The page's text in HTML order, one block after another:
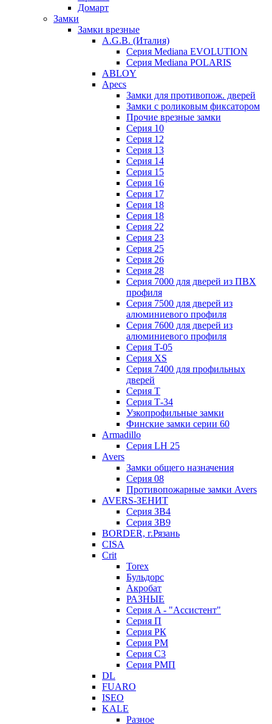
Домарт
Замки
Замки врезные
A.G.B. (Италия)
Серия Mediana EVOLUTION
Серия Mediana POLARIS
ABLOY
Apecs
Замки для противопож. дверей
Замки с роликовым фиксатором
Прочие врезные замки
Серия 10
Серия 12
Серия 13
Серия 14
Серия 15
Серия 16
Серия 17
Серия 18
Серия 18
Серия 22
Серия 23
Серия 25
Серия 26
Серия 28
Серия 7000 для дверей из ПВХ
профиля
Серия 7500 для дверей из
алюминиевого профиля
Серия 7600 для дверей из
алюминиевого профиля
Серия T-05
Серия XS
Серия 7400 для профильных
дверей
Серия Т
Серия Т-34
Узкопрофильные замки
Финские замки серии 60
Armadillo
Серия LH 25
Avers
Замки общего назначения
Серия 08
Противопожарные замки Avers
AVERS-ЗЕНИТ
Серия ЗВ4
Серия ЗВ9
BORDER, г.Рязань
CISA
Crit
Torex
Бульдорс
Акробат
РАЗНЫЕ
Серия A - "Ассистент"
Серия П
Серия РК
Серия РМ
Серия С3
Серия РМП
DL
FUARO
ISEO
KALE
Разное